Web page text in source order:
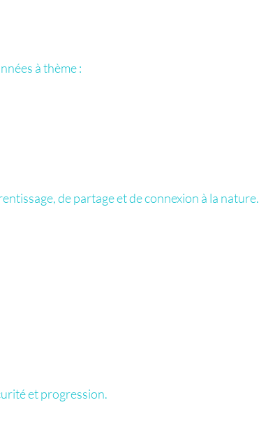
à thème :
de partage et de connexion à la nature.
et progression.